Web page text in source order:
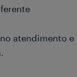
atendimento